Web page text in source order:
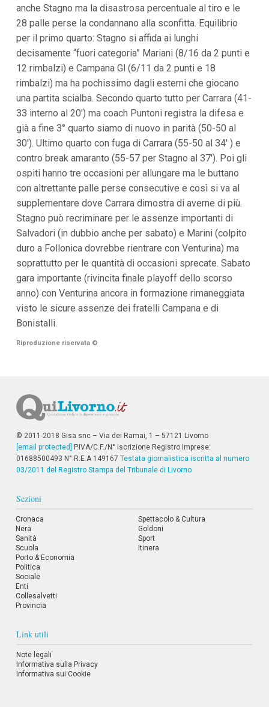
M
e
ù
P
r
n
i
p
a
l
e
V
i
i
f
o
d
o
anche Stagno ma la disastrosa percentuale al tiro e le
28 palle perse la condannano alla sconfitta. Equilibrio
per il primo quarto: Stagno si affida ai lunghi
decisamente “fuori categoria” Mariani (8/16 da 2 punti e
12 rimbalzi) e Campana Gl (6/11 da 2 punti e 18
rimbalzi) ma ha pochissimo dagli esterni che giocano
una partita scialba. Secondo quarto tutto per Carrara (41-
33 interno al 20′) ma coach Puntoni registra la difesa e
già a fine 3° quarto siamo di nuovo in parità (50-50 al
30′). Ultimo quarto con fuga di Carrara (55-50 al 34′ ) e
contro break amaranto (55-57 per Stagno al 37′). Poi gli
ospiti hanno tre occasioni per allungare ma le buttano
con altrettante palle perse consecutive e così si va al
supplementare dove Carrara dimostra di averne di più.
Stagno può recriminare per le assenze importanti di
Salvadori (in dubbio anche per sabato) e Marini (colpito
duro a Follonica dovrebbe rientrare con Venturina) ma
soprattutto per le quantità di occasioni sprecate. Sabato
gara importante (rivincita finale playoff dello scorso
anno) con Venturina ancora in formazione rimaneggiata
visto le sicure assenze dei fratelli Campana e di
Bonistalli.
Riproduzione riservata ©
© 2011-2018 Gisa snc – Via dei Ramai, 1 – 57121 Livorno
[email protected]
P.IVA/C.F./N° Iscrizione Registro Imprese:
01688500493 N° R.E.A 149167 Testata giornalistica iscritta al numero
03/2011 del Registro Stampa del Tribunale di Livorno
Sezioni
Cronaca
Nera
Sanità
Scuola
Porto & Economia
Politica
Sociale
Enti
Collesalvetti
Provincia
Spettacolo & Cultura
Goldoni
Sport
Itinera
Link utili
Note legali
Informativa sulla Privacy
Informativa sui Cookie